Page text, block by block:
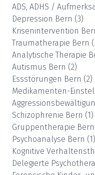
ADS, ADHS /
Depression Bern (3)
Krisenintervention
Traumatherapie Bern (
Analytische Therapie
Autismus Bern (2)
Essstörungen Bern (2)
Medikamenten-
Schizophrenie Bern (1)
Gruppentherapie Bern
Psychoanalyse Bern (1)
Kognitive
Delegierte